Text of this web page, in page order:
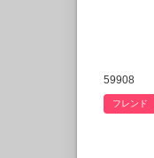
59908
フレンド